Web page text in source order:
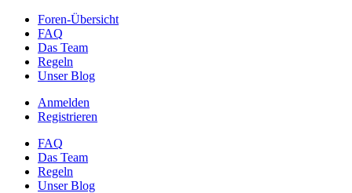
Foren-Übersicht
FAQ
Das Team
Regeln
Unser Blog
Anmelden
Registrieren
FAQ
Das Team
Regeln
Unser Blog